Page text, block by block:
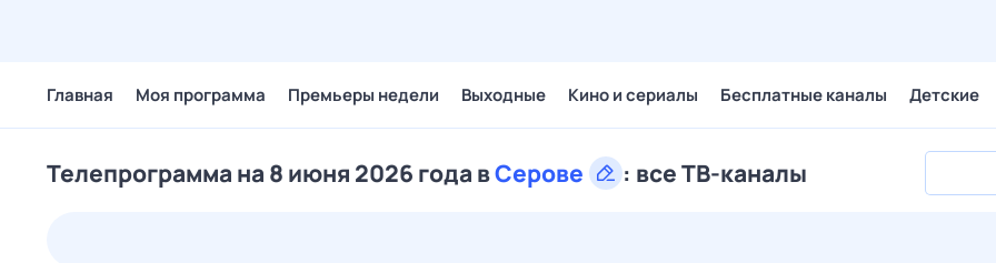
Главная Моя программа Премьеры недели Выходные Кино и сериалы Бесплатные каналы Детские
Телепрограмма на 8 июня 2026 года вСерове : все ТВ-каналы